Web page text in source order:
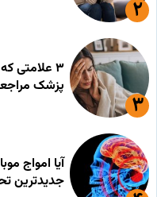
۳ علامتی
پزشک
آیا امواج
جدیدترین